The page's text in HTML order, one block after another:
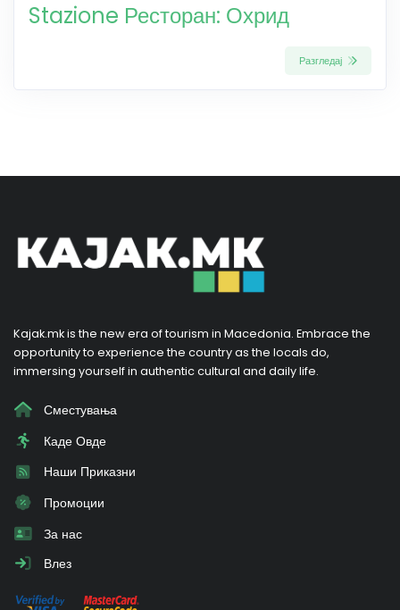
Stazione Ресторан: Охрид
Разгледај
Kajak.mk is the new era of tourism in Macedonia. Embrace the
opportunity to experience the country as the locals do,
immersing yourself in authentic cultural and daily life.
Сместувања
Каде Овде
Наши Приказни
Промоции
За нас
Влез